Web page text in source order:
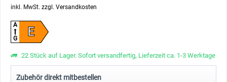
inkl. MwSt. zzgl. Versandkosten
E
A
G
22 Stück auf Lager. Sofort versandfertig, Lieferzeit ca. 1-3 Werktage
Zubehör direkt mitbestellen